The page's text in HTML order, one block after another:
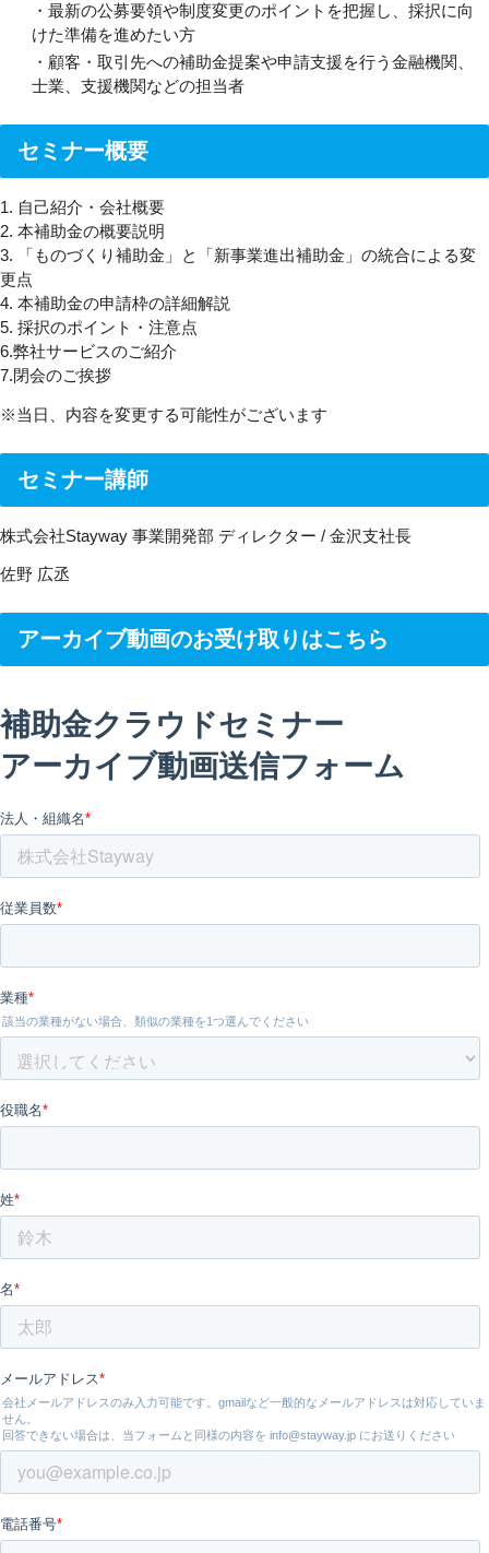
・最新の公募要領や制度変更のポイントを把握し、採択に向
けた準備を進めたい方
・顧客・取引先への補助金提案や申請支援を行う金融機関、
士業、支援機関などの担当者
セミナー概要
1. 自己紹介・会社概要
2. 本補助金の概要説明
3. 「ものづくり補助金」と「新事業進出補助金」の統合による変
更点
4. 本補助金の申請枠の詳細解説
5. 採択のポイント・注意点
6.弊社サービスのご紹介
7.閉会のご挨拶
※当日、内容を変更する可能性がございます
セミナー講師
株式会社Stayway 事業開発部 ディレクター / 金沢支社長
佐野 広丞
アーカイブ動画のお受け取りはこちら